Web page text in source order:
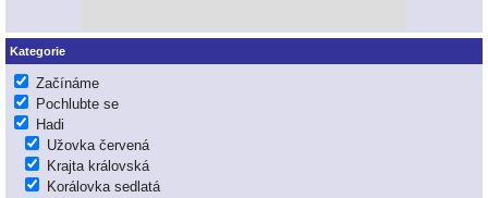
Kategorie
Začínáme
Pochlubte se
Hadi
Užovka červená
Krajta královská
Korálovka sedlatá